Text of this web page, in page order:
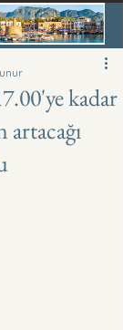
kadar
artacağı